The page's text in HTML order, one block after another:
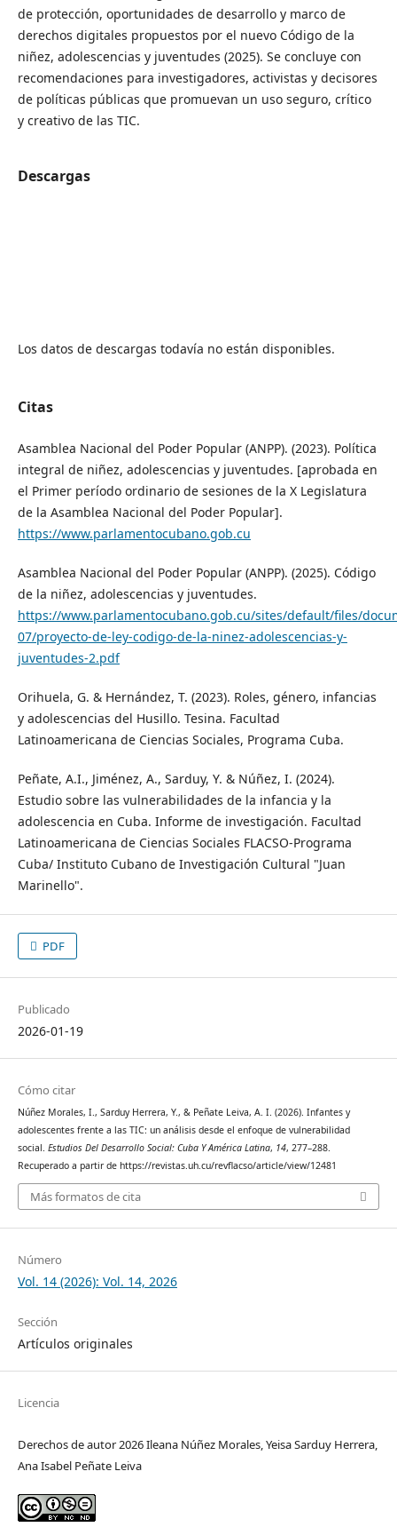
de protección, oportunidades de desarrollo y marco de
derechos digitales propuestos por el nuevo Código de la
niñez, adolescencias y juventudes (2025). Se concluye con
recomendaciones para investigadores, activistas y decisores
de políticas públicas que promuevan un uso seguro, crítico
y creativo de las TIC.
Descargas
Los datos de descargas todavía no están disponibles.
Citas
Asamblea Nacional del Poder Popular (ANPP). (2023). Política
integral de niñez, adolescencias y juventudes. [aprobada en
el Primer período ordinario de sesiones de la X Legislatura
de la Asamblea Nacional del Poder Popular].
https://www.parlamentocubano.gob.cu
Asamblea Nacional del Poder Popular (ANPP). (2025). Código
de la niñez, adolescencias y juventudes.
https://www.parlamentocubano.gob.cu/sites/default/files/
07/proyecto-de-ley-codigo-de-la-ninez-adolescencias-y-
juventudes-2.pdf
Orihuela, G. & Hernández, T. (2023). Roles, género, infancias
y adolescencias del Husillo. Tesina. Facultad
Latinoamericana de Ciencias Sociales, Programa Cuba.
Peñate, A.I., Jiménez, A., Sarduy, Y. & Núñez, I. (2024).
Estudio sobre las vulnerabilidades de la infancia y la
adolescencia en Cuba. Informe de investigación. Facultad
Latinoamericana de Ciencias Sociales FLACSO-Programa
Cuba/ Instituto Cubano de Investigación Cultural "Juan
Marinello".
PDF
Publicado
2026-01-19
Cómo citar
Núñez Morales, I., Sarduy Herrera, Y., & Peñate Leiva, A. I. (2026). Infantes y
adolescentes frente a las TIC: un análisis desde el enfoque de vulnerabilidad
social. Estudios Del Desarrollo Social: Cuba Y América Latina, 14, 277–288.
Recuperado a partir de https://revistas.uh.cu/revflacso/article/view/12481
Más formatos de cita
Número
Vol. 14 (2026): Vol. 14, 2026
Sección
Artículos originales
Licencia
Derechos de autor 2026 Ileana Núñez Morales, Yeisa Sarduy Herrera,
Ana Isabel Peñate Leiva